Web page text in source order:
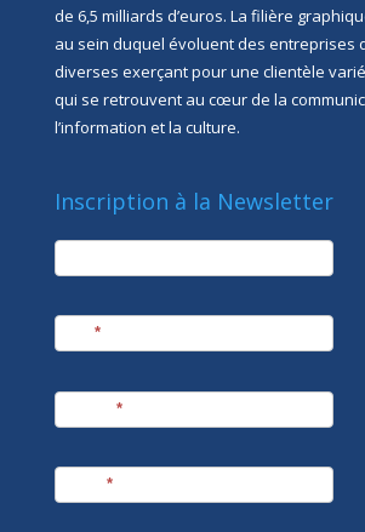
de 6,5 milliards d’euros. La filière
au sein duquel évoluent des entreprises
diverses exerçant pour une clientèle
qui se retrouvent au cœur de la
l’information et la culture.
Inscription à la Newsletter
newsletter
*
*
*